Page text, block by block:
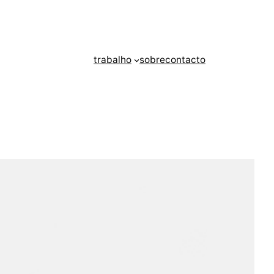
trabalho sobrecontacto